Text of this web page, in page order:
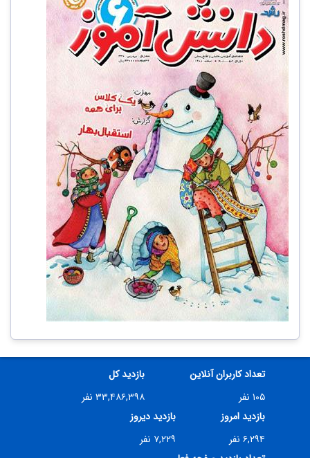
تعداد کاربران آنلاین
۱۰۵ نفر
بازدید کل
۳۳,۴۸۶,۳۹۸ نفر
بازدید امروز
۶,۲۹۴ نفر
بازدید دیروز
۷,۲۲۹ نفر